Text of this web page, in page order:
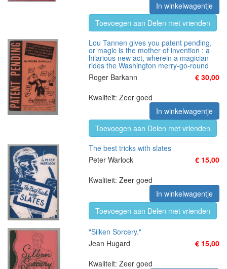
In winkelwagentje
Toevoegen aan Delen met vrienden
Lou Tannen gives you patent pending,
or magic is the mother of invention : a
hilarious new act, wherein a magician
rides the Washington merry-go-round
Roger Barkann
€ 30,00
Kwaliteit: Zeer goed
In winkelwagentje
Toevoegen aan Delen met vrienden
The best tricks with slates
Peter Warlock
€ 15,00
Kwaliteit: Zeer goed
In winkelwagentje
Toevoegen aan Delen met vrienden
"Silken Sorcery."
Jean Hugard
€ 15,00
Kwaliteit: Zeer goed